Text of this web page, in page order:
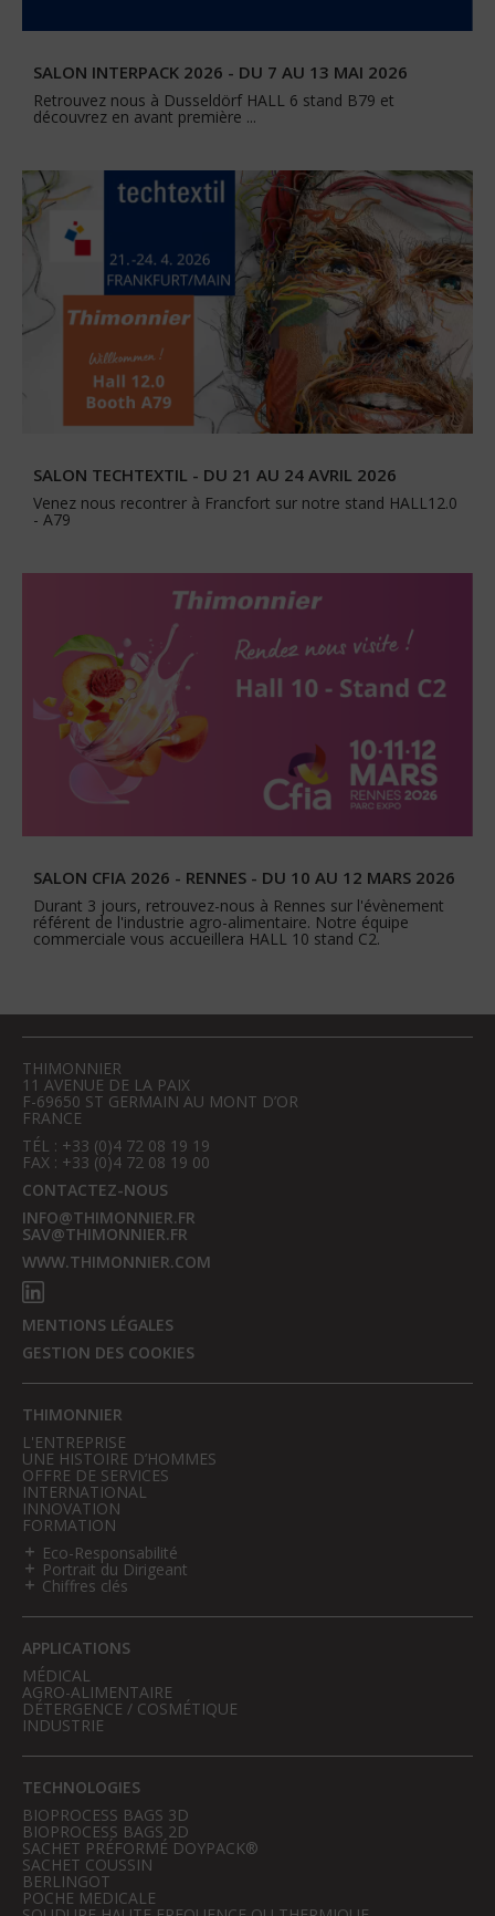
SALON INTERPACK 2026 - DU 7 AU 13 MAI 2026
Retrouvez nous à Dusseldörf HALL 6 stand B79 et
découvrez en avant première ...
SALON TECHTEXTIL - DU 21 AU 24 AVRIL 2026
Venez nous recontrer à Francfort sur notre stand HALL12.0
- A79
SALON CFIA 2026 - RENNES - DU 10 AU 12 MARS 2026
Durant 3 jours, retrouvez-nous à Rennes sur l'évènement
référent de l'industrie agro-alimentaire. Notre équipe
commerciale vous accueillera HALL 10 stand C2.
THIMONNIER
11 AVENUE DE LA PAIX
F-69650 ST GERMAIN AU MONT D’OR
FRANCE
TÉL : +33 (0)4 72 08 19 19
FAX : +33 (0)4 72 08 19 00
CONTACTEZ-NOUS
INFO@THIMONNIER.FR
SAV@THIMONNIER.FR
WWW.THIMONNIER.COM
MENTIONS LÉGALES
GESTION DES COOKIES
THIMONNIER
L'ENTREPRISE
UNE HISTOIRE D’HOMMES
OFFRE DE SERVICES
INTERNATIONAL
INNOVATION
FORMATION
Eco-Responsabilité
Portrait du Dirigeant
Chiffres clés
APPLICATIONS
MÉDICAL
AGRO-ALIMENTAIRE
DÉTERGENCE / COSMÉTIQUE
INDUSTRIE
TECHNOLOGIES
BIOPROCESS BAGS 3D
BIOPROCESS BAGS 2D
SACHET PRÉFORMÉ DOYPACK®
SACHET COUSSIN
BERLINGOT
POCHE MEDICALE